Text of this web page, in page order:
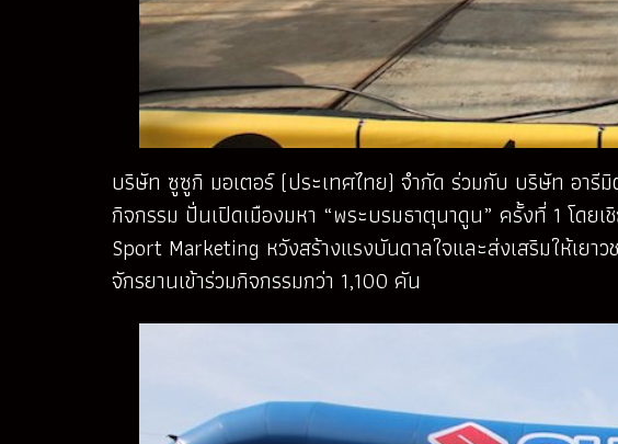
บริษัท ซูซูกิ มอเตอร์ (ประเทศไทย) จำกัด ร่วมกับ บริษัท อารี
กิจกรรม ปั่นเปิดเมืองมหา “พระบรมธาตุนาดูน” ครั้งที่ 1 โดย
Sport Marketing หวังสร้างแรงบันดาลใจและส่งเสริมให้เย
จักรยานเข้าร่วมกิจกรรมกว่า 1,100 คัน